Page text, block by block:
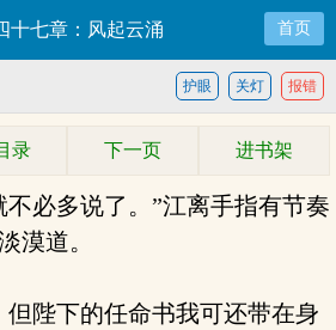
十七章：风起云涌 首页
报错
关灯
护眼
录 下一页 进书架
必多说了。”江离手指有节奏
漠道。
陛下的任命书我可还带在身